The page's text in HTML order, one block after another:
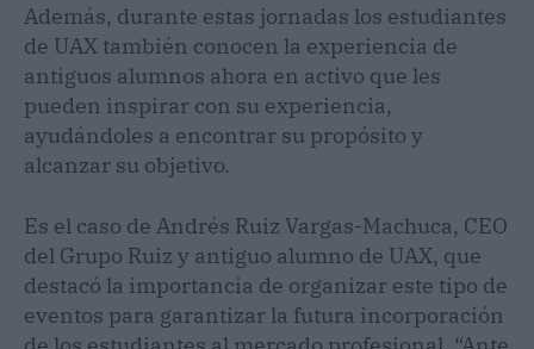
Además, durante estas jornadas los estudiantes
de UAX también conocen la experiencia de
antiguos alumnos ahora en activo que les
pueden inspirar con su experiencia,
ayudándoles a encontrar su propósito y
alcanzar su objetivo.
Es el caso de Andrés Ruiz Vargas-Machuca, CEO
del Grupo Ruiz y antiguo alumno de UAX, que
destacó la importancia de organizar este tipo de
eventos para garantizar la futura incorporación